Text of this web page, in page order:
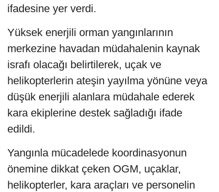
ifadesine yer verdi.
Yüksek enerjili orman yangınlarının
merkezine havadan müdahalenin kaynak
israfı olacağı belirtilerek, uçak ve
helikopterlerin ateşin yayılma yönüne veya
düşük enerjili alanlara müdahale ederek
kara ekiplerine destek sağladığı ifade
edildi.
Yangınla mücadelede koordinasyonun
önemine dikkat çeken OGM, uçaklar,
helikopterler, kara araçları ve personelin